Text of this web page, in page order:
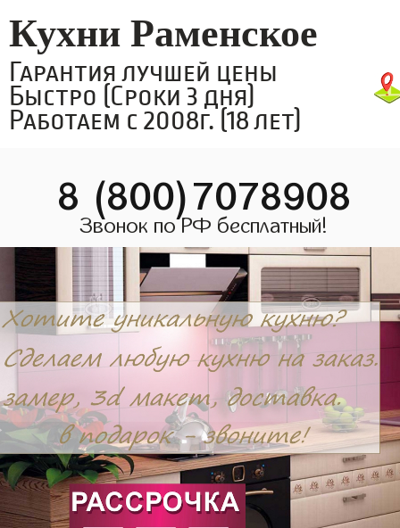
Кухни Раменское
Гарантия лучшей цены
Быстро (Сроки 3 дня)
Работаем с 2008г. (18 лет)
8 (800)7078908
Звонок по РФ бесплатный!